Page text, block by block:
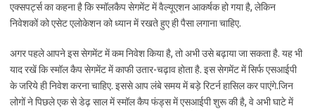
एक्सपर्ट्स का कहना है कि स्मॉलकैप सेगमेंट में वैल्यूएशन आकर्षक हो गया है, लेकिन
निवेशकों को एसेट एलोकेशन को ध्यान में रखते हुए ही पैसा लगाना चाहिए.
अगर पहले आपने इस सेगमेंट में कम निवेश किया है, तो अभी उसे बढ़ाया जा सकता है. यह भी
याद रखें कि स्मॉल कैप सेगमेंट में काफी उतार-चढ़ाव होता है. इस सेगमेंट में सिर्फ एसआईपी
के जरिये ही निवेश करना चाहिए. इससे आप लंबे समय में बड़े रिटर्न हासिल कर पाएंगे.जिन
लोगों ने पिछले एक से डेढ़ साल में स्मॉल कैप फंड्स में एसआईपी शुरू की है, वे अभी घाटे में